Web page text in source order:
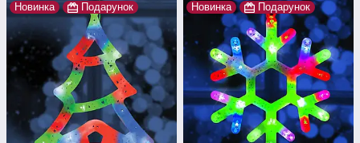
Новинка Подарунок Новинка Подарунок